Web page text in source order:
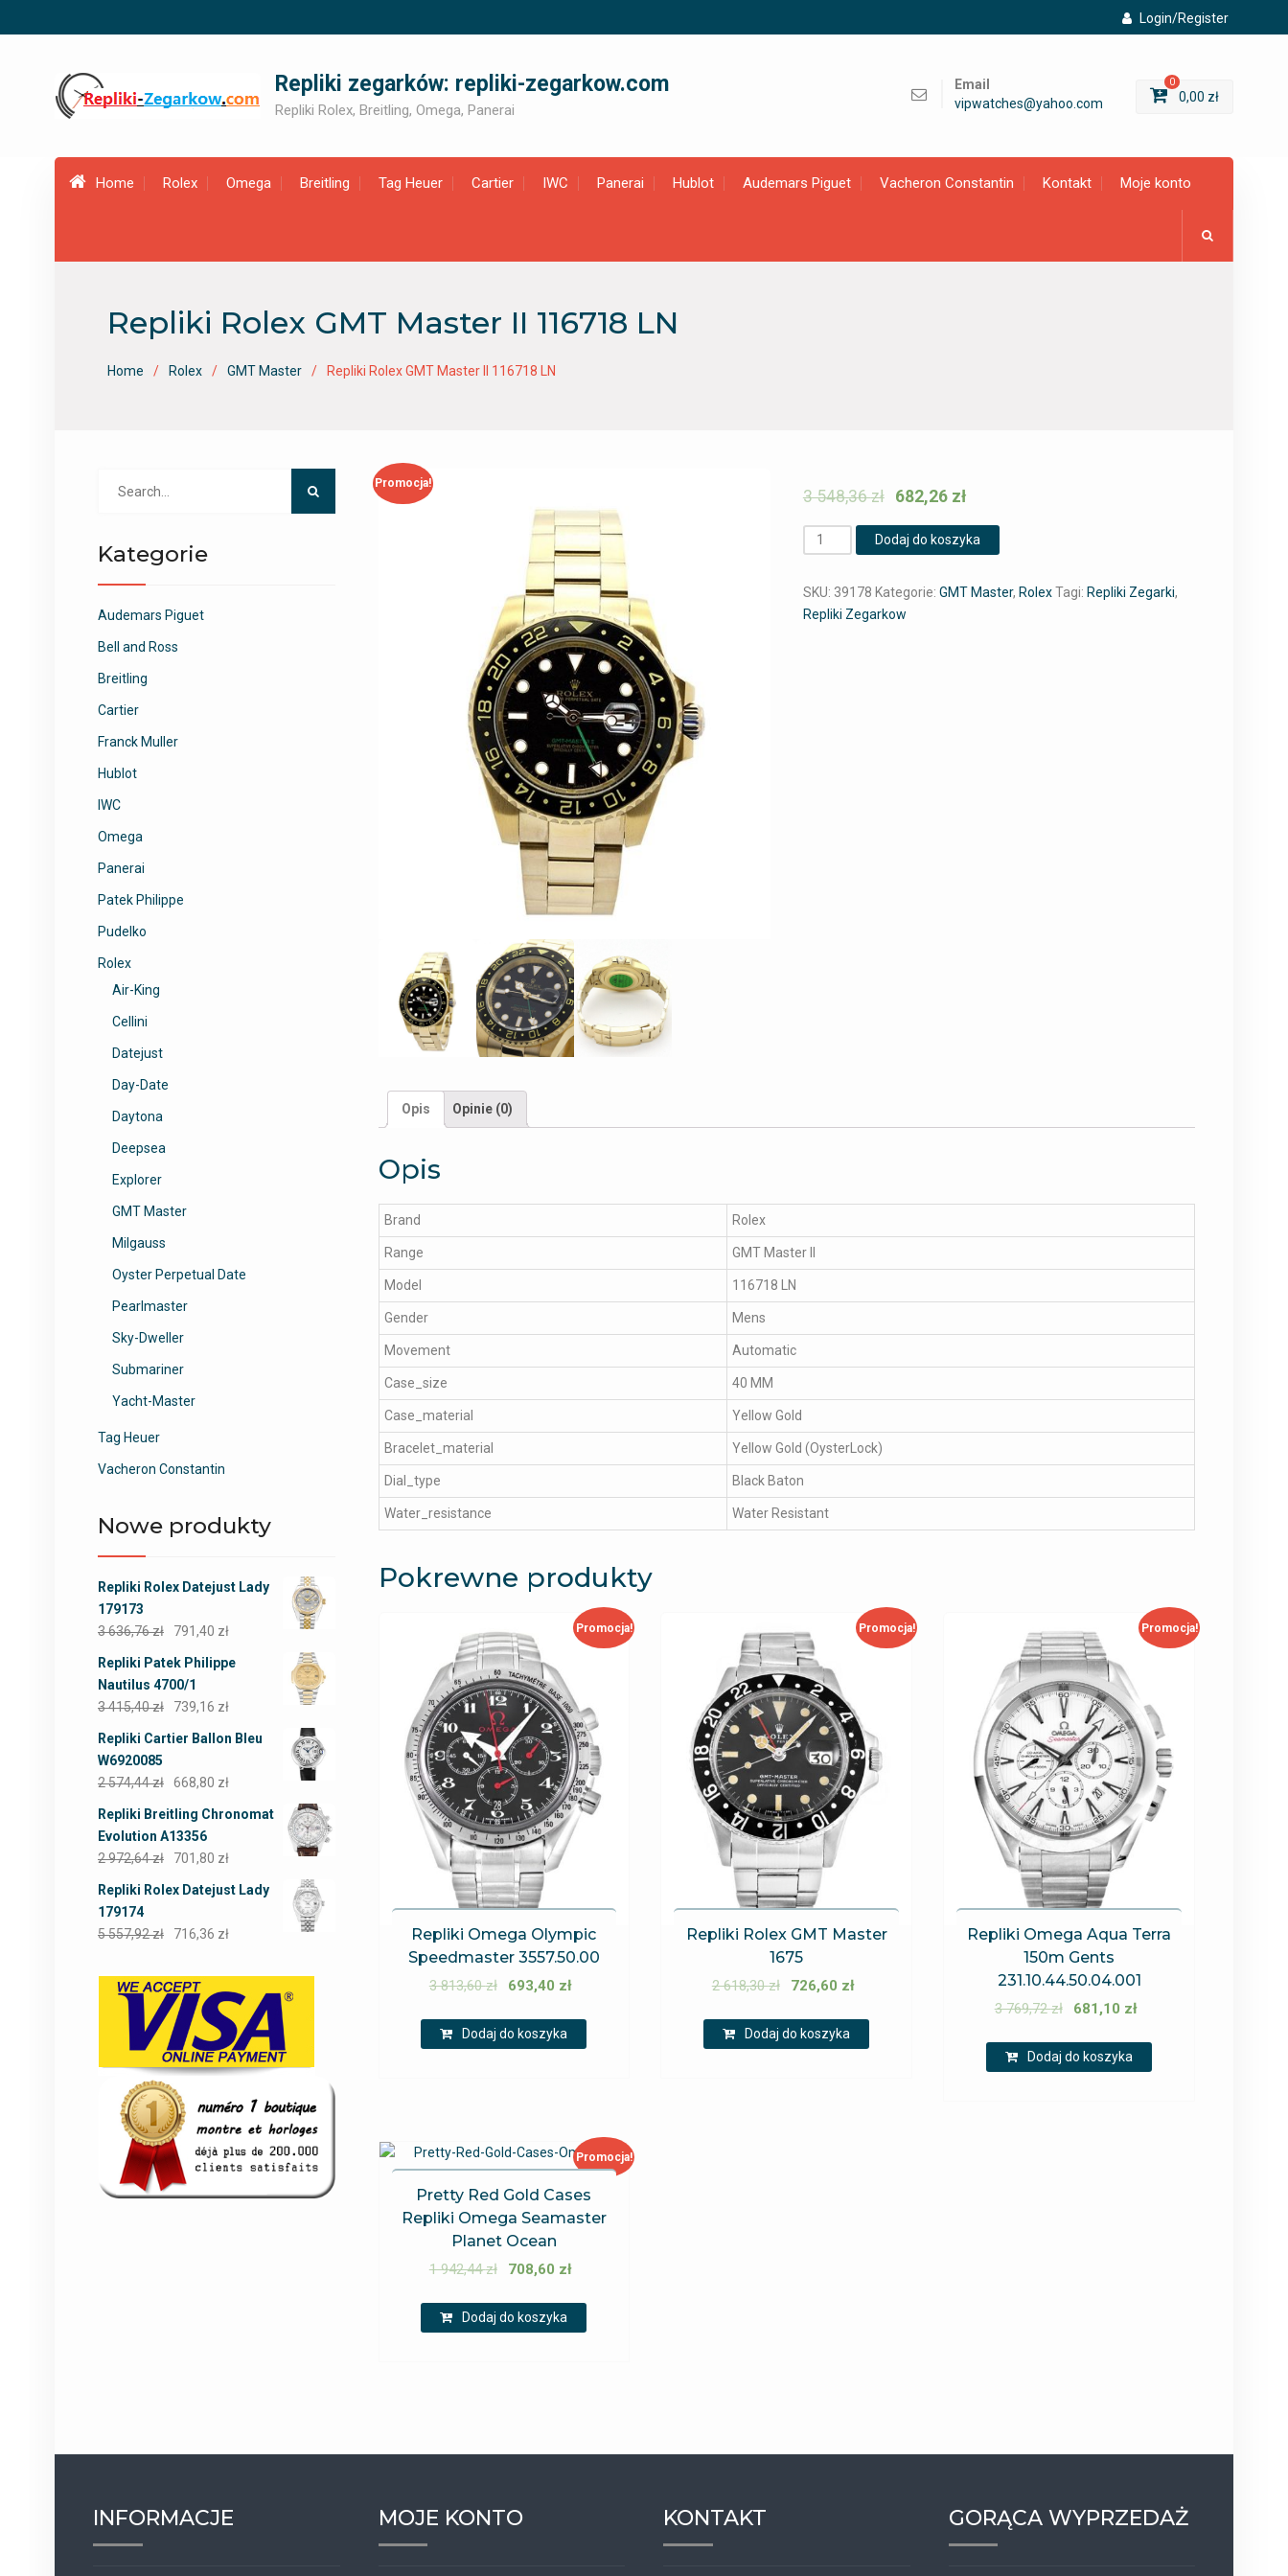
to
Login/Register
Repliki zegarków: repliki-zegarkow.com
Repliki Rolex, Breitling, Omega, Panerai
Email
vipwatches@yahoo.com
0
0,00 zł
Home Rolex Omega Breitling Tag Heuer Cartier IWC Panerai Hublot Audemars Piguet Vacheron Constantin Kontakt Moje konto
Repliki Rolex GMT Master II 116718 LN
Home Rolex GMT Master Repliki Rolex GMT Master II 116718 LN
Promocja!
3 548,36zł 682,26 zł
Ilość Dodaj do koszyka
SKU: 39178 Kategorie: GMT Master, RolexTagi: Repliki Zegarki,
Repliki Zegarkow
Opis Opinie (0)
Opis
Brand Rolex
Range GMT Master II
Model 116718 LN
Gender Mens
Movement Automatic
Case_size 40 MM
Case_material Yellow Gold
Bracelet_material Yellow Gold (OysterLock)
Dial_type Black Baton
Water_resistance Water Resistant
Pokrewne produkty
Promocja!
Repliki Omega Olympic
Speedmaster 3557.50.00
3 813,60zł 693,40 zł
Dodaj do koszyka
Promocja!
Repliki Rolex GMT Master
1675
2 618,30zł 726,60 zł
Dodaj do koszyka
Promocja!
Repliki Omega Aqua Terra
150m Gents
231.10.44.50.04.001
3 769,72zł 681,10 zł
Dodaj do koszyka
Promocja!
Pretty Red Gold Cases
Repliki Omega Seamaster
Planet Ocean
1 942,44zł 708,60 zł
Dodaj do koszyka
Kategorie
Audemars Piguet
Bell and Ross
Breitling
Cartier
Franck Muller
Hublot
IWC
Omega
Panerai
Patek Philippe
Pudelko
Rolex
Air-King
Cellini
Datejust
Day-Date
Daytona
Deepsea
Explorer
GMT Master
Milgauss
Oyster Perpetual Date
Pearlmaster
Sky-Dweller
Submariner
Yacht-Master
Tag Heuer
Vacheron Constantin
Nowe produkty
Repliki Rolex Datejust Lady
179173
3 636,76zł 791,40 zł
Repliki Patek Philippe
Nautilus 4700/1
3 415,40zł 739,16 zł
Repliki Cartier Ballon Bleu
W6920085
2 574,44zł 668,80 zł
Repliki Breitling Chronomat
Evolution A13356
2 972,64zł 701,80 zł
Repliki Rolex Datejust Lady
179174
5 557,92zł 716,36 zł
INFORMACJE MOJE KONTO KONTAKT GORĄCA WYPRZEDAŻ